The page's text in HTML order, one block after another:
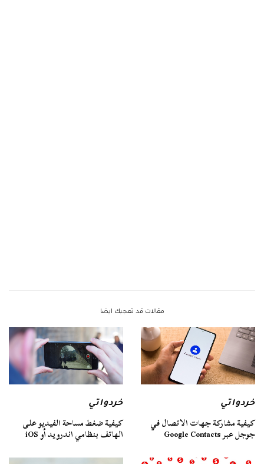
مقالات قد تعجبك ايضا
خردواتي
كيفية مشاركة جهات الاتصال في
جوجل عبر Google Contacts
خردواتي
كيفية ضغط مساحة الفيديو على
الهاتف بنظامي اندرويد أو iOS